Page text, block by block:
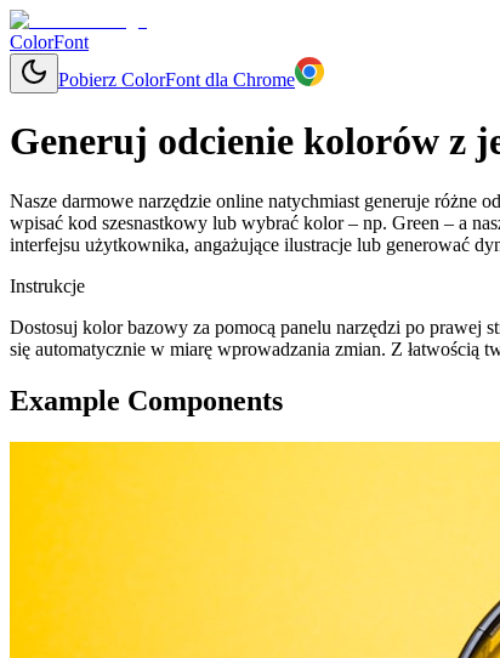
ColorFont
Pobierz ColorFont dla Chrome
Generuj odcienie kolorów z
Nasze darmowe narzędzie online natychmiast generuje różne
wpisać kod szesnastkowy lub wybrać kolor – np. Green – a
interfejsu użytkownika, angażujące ilustracje lub generować
Instrukcje
Dostosuj kolor bazowy za pomocą panelu narzędzi po prawej
się automatycznie w miarę wprowadzania zmian. Z
Example Components